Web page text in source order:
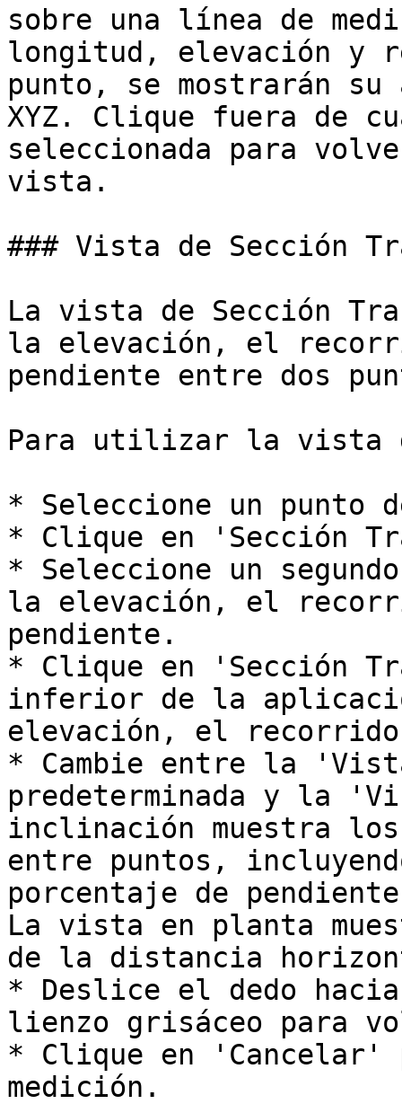
sobre una línea de
longitud, elevación y
punto, se mostrarán su
XYZ. Clique fuera de
seleccionada para
vista.
### Vista de Sección
La vista de Sección
la elevación, el
pendiente entre dos
Para utilizar la vista
* Seleccione un punto
* Clique en 'Sección
* Seleccione un
la elevación, el
pendiente.
* Clique en 'Sección
inferior de la
elevación, el
* Cambie entre la
predeterminada y la
inclinación muestra
entre puntos,
porcentaje de
La vista en planta
de la distancia
* Deslice el dedo
lienzo grisáceo para
* Clique en 'Cancelar'
medición.